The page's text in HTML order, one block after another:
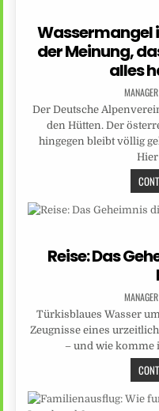
Wassermangel
der Meinung,
alles
MANAGER
Der Deutsche
den Hütten. Der
hingegen bleibt völlig
Reise: Das
MANAGER
Türkisblaues Wasser
Zeugnisse eines
– und wie komme